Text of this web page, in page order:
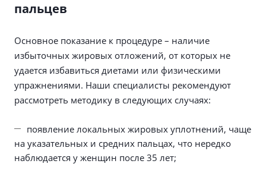
пальцев
Основное показание к процедуре – наличие
избыточных жировых отложений, от которых не
удается избавиться диетами или физическими
упражнениями. Наши специалисты рекомендуют
рассмотреть методику в следующих случаях:
появление локальных жировых уплотнений, чаще
на указательных и средних пальцах, что нередко
наблюдается у женщин после 35 лет;